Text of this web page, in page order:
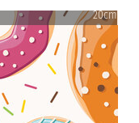
20cm